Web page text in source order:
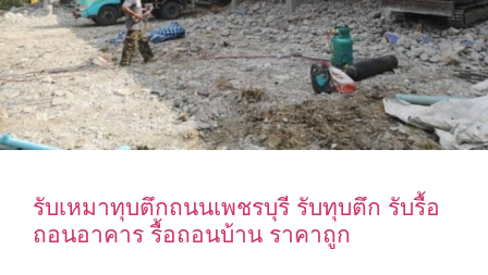
รับเหมาทุบตึกถนนเพชรบุรี รับทุบตึก รับรื้อ
ถอนอาคาร รื้อถอนบ้าน ราคาถูก